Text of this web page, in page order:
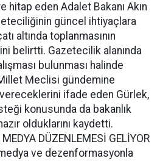
hitap eden Adalet Bakanı Akın
güncel ihtiyaçlara
altında toplanmasının
belirtti. Gazetecilik alanında
bulunması halinde
Meclisi gündemine
ifade eden Gürlek,
konusunda da bakanlık
olduklarını kaydetti.
DÜZENLEMESİ GELİYOR
ve dezenformasyonla